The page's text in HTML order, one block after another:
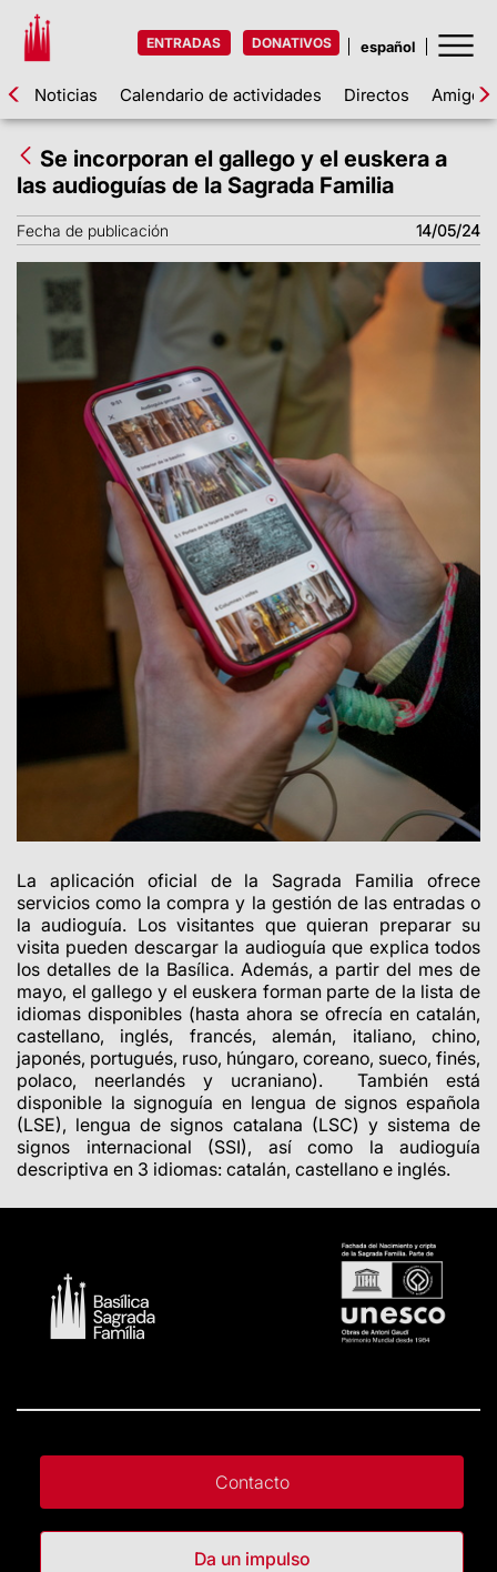
ENTRADAS DONATIVOS
Noticias Calendario de actividades Directos Amigos
Se incorporan el gallego y el euskera a
las audioguías de la Sagrada Familia
Fecha de publicación 14/05/24
La aplicación oficial de la Sagrada Familia ofrece
servicios como la compra y la gestión de las entradas o
la audioguía. Los visitantes que quieran preparar su
visita pueden descargar la audioguía que explica todos
los detalles de la Basílica. Además, a partir del mes de
mayo, el gallego y el euskera forman parte de la lista de
idiomas disponibles (hasta ahora se ofrecía en catalán,
castellano, inglés, francés, alemán, italiano, chino,
japonés, portugués, ruso, húngaro, coreano, sueco, finés,
polaco, neerlandés y ucraniano). También está
disponible la signoguía en lengua de signos española
(LSE), lengua de signos catalana (LSC) y sistema de
signos internacional (SSI), así como la audioguía
descriptiva en 3 idiomas: catalán, castellano e inglés.
Contacto
Da un impulso